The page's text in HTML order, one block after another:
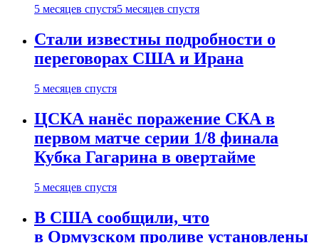
5 месяцев спустя5 месяцев спустя
Стали известны подробности о
переговорах США и Ирана
5 месяцев спустя
ЦСКА нанёс поражение СКА в
первом матче серии 1/8 финала
Кубка Гагарина в овертайме
5 месяцев спустя
В США сообщили, что
в Ормузском проливе установлены